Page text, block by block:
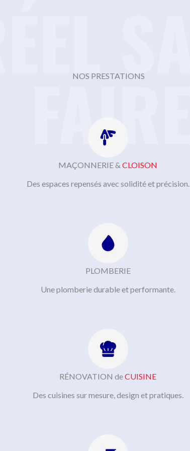
FAIRE
NOS PRESTATIONS
MAÇONNERIE &CLOISON
Des espaces repensés avec solidité et précision.
PLOMBERIE
Une plomberie durable et performante.
RÉNOVATION deCUISINE
Des cuisines sur mesure, design et pratiques.